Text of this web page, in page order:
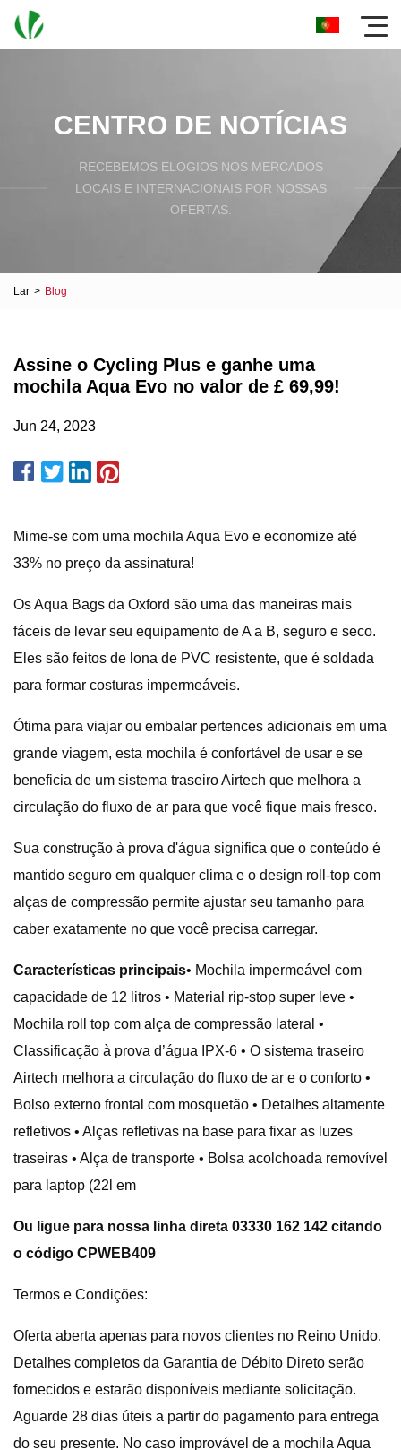
CENTRO DE NOTÍCIAS
RECEBEMOS ELOGIOS NOS MERCADOS
LOCAIS E INTERNACIONAIS POR NOSSAS
OFERTAS.
Lar > Blog
Assine o Cycling Plus e ganhe uma
mochila Aqua Evo no valor de £ 69,99!
Jun 24, 2023
Mime-se com uma mochila Aqua Evo e economize até
33% no preço da assinatura!
Os Aqua Bags da Oxford são uma das maneiras mais
fáceis de levar seu equipamento de A a B, seguro e seco.
Eles são feitos de lona de PVC resistente, que é soldada
para formar costuras impermeáveis.
Ótima para viajar ou embalar pertences adicionais em uma
grande viagem, esta mochila é confortável de usar e se
beneficia de um sistema traseiro Airtech que melhora a
circulação do fluxo de ar para que você fique mais fresco.
Sua construção à prova d'água significa que o conteúdo é
mantido seguro em qualquer clima e o design roll-top com
alças de compressão permite ajustar seu tamanho para
caber exatamente no que você precisa carregar.
Características principais• Mochila impermeável com
capacidade de 12 litros • Material rip-stop super leve •
Mochila roll top com alça de compressão lateral •
Classificação à prova d’água IPX-6 • O sistema traseiro
Airtech melhora a circulação do fluxo de ar e o conforto •
Bolso externo frontal com mosquetão • Detalhes altamente
refletivos • Alças refletivas na base para fixar as luzes
traseiras • Alça de transporte • Bolsa acolchoada removível
para laptop (22l em
Ou ligue para nossa linha direta 03330 162 142 citando
o código CPWEB409
Termos e Condições:
Oferta aberta apenas para novos clientes no Reino Unido.
Detalhes completos da Garantia de Débito Direto serão
fornecidos e estarão disponíveis mediante solicitação.
Aguarde 28 dias úteis a partir do pagamento para entrega
do seu presente. No caso improvável de a mochila Aqua